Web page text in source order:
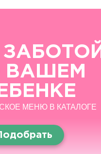
ЗАБОТОЙ
ВАШЕМ
МЕНЮ В КАТАЛОГЕ